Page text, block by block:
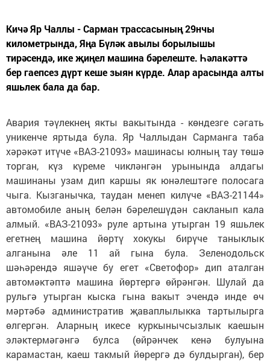
Кичә Яр Чаллы - Сарман трассасының 29нчы
километрында, Яңа Бүләк авылы борылышы
тирәсендә, ике җиңел машина бәрелеште. Һәлакәттә
бер гаепсез дүрт кеше зыян күрде. Алар арасында алты
яшьлек бала да бар.
Авария тәүлекнең якты вакытында - көндезге сәгать
уникенче яртыда була. Яр Чаллыдан Сарманга таба
хәрәкәт итүче «ВАЗ-21093» машинасы юлның тау төшә
торган, күз күреме чикләнгән урынында алдагы
машинаны узам дип каршы як юнәлештәге полосага
чыга. Кызганычка, таудан менеп килүче «ВАЗ-21144»
автомобиле аның белән бәрелешүдән сакланып кала
алмый. «ВАЗ-21093» руле артына утырган 19 яшьлек
егетнең машина йөртү хокукы бирүче таныклык
алганына әле 11 ай гына була. Зеленодольск
шәһәрендә яшәүче бу егет «Светофор» дип аталган
автомәктәптә машина йөртергә өйрәнгән. Шулай да
рульгә утырган кыска гына вакыт эчендә инде өч
мәртәбә административ җаваплылыкка тартылырга
өлгергән. Аларның икесе куркынычсызлык каешын
эләктермәгәнгә булса (өйрәнчек кенә булуына
карамастан, каеш такмый йөрергә дә булдырган), бер